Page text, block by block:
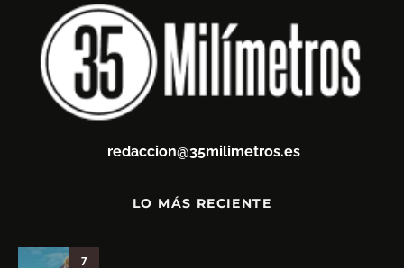
redaccion@35milimetros.es
LO MÁS RECIENTE
7